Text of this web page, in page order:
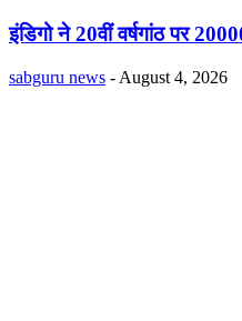
इंडिगो ने 20वीं वर्षगांठ पर
sabguru news - August 4, 2026